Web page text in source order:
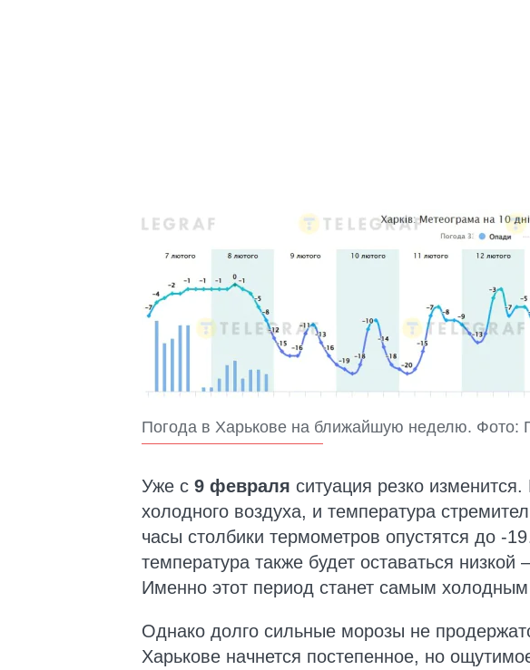
Погода в Харькове на ближайшую неделю. Фото:
Уже с 9 февраля ситуация резко
холодного воздуха, и температура
часы столбики термометров опустятся до -
температура также будет оставаться
Именно этот период станет самым холодным
Однако долго сильные морозы не
Харькове начнется постепенное, но